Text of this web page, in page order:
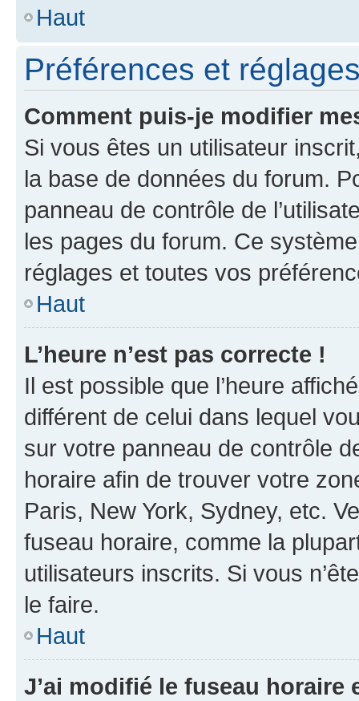
Haut
Préférences et
Comment puis-je modifier
Si vous êtes un utilisateur
la base de données du forum.
panneau de contrôle de
les pages du forum. Ce
réglages et toutes vos
Haut
L’heure n’est pas correcte !
Il est possible que l’heure
différent de celui dans lequel
sur votre panneau de contrôle
horaire afin de trouver votre
Paris, New York, Sydney, etc.
fuseau horaire, comme la
utilisateurs inscrits. Si vous
le faire.
Haut
J’ai modifié le fuseau horaire